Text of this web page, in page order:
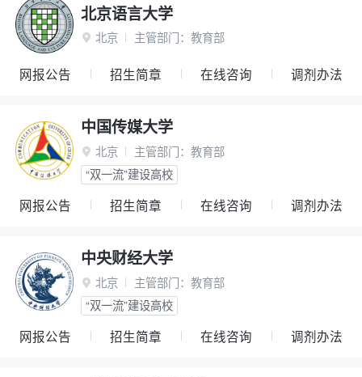
北京语言大学
 北京 主管部门： 教育部
网报公告 招生简章 在线咨询 调剂办法
中国传媒大学
 北京 主管部门： 教育部
“双一流”建设高校
网报公告 招生简章 在线咨询 调剂办法
中央财经大学
 北京 主管部门： 教育部
“双一流”建设高校
网报公告 招生简章 在线咨询 调剂办法